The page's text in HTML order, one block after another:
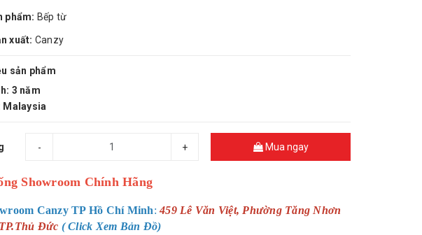
phẩm: Bếp từ
xuất: Canzy
sản phẩm
3 năm
Malaysia
- + Mua ngay
Showroom Chính Hãng
Canzy TP Hồ Chí Minh: 459 Lê Văn Việt, Phường Tăng Nhơn
Đức ( Click Xem Bản Đồ)